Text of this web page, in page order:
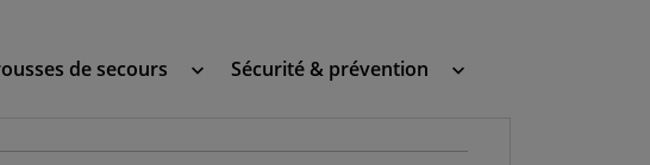
de secours keyboard_arrow_down Sécurité & prévention keyboard_arrow_down